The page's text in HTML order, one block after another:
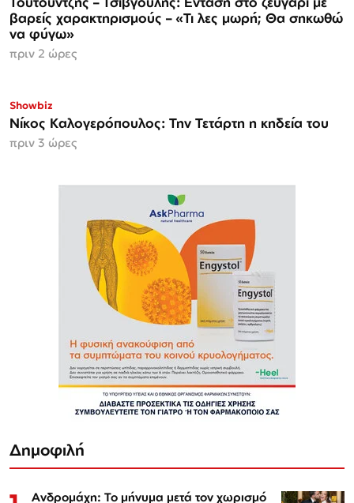
βαρείς χαρακτηρισμούς – «Τι λες μωρή; Θα σηκωθώ
να φύγω»
πριν 2 ώρες
Showbiz
Νίκος Καλογερόπουλος: Την Τετάρτη η κηδεία του
πριν 3 ώρες
Δημοφιλή
Ανδρομάχη: Το μήνυμα μετά τον χωρισμό